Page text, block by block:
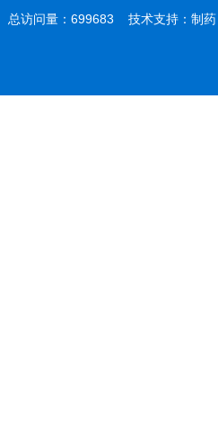
总访问量：699683 技术支持： 制药